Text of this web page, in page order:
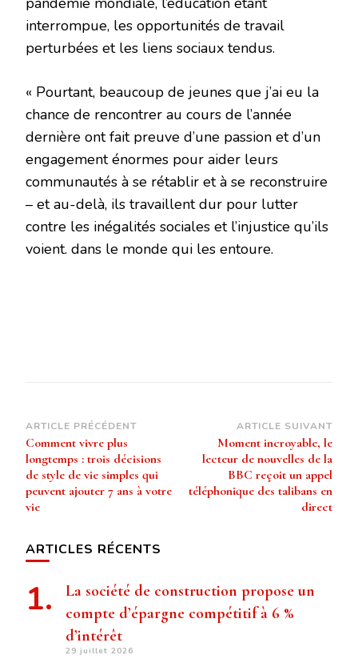
interrompue, les opportunités de travail
perturbées et les liens sociaux tendus.
« Pourtant, beaucoup de jeunes que j’ai eu la
chance de rencontrer au cours de l’année
dernière ont fait preuve d’une passion et d’un
engagement énormes pour aider leurs
communautés à se rétablir et à se reconstruire
– et au-delà, ils travaillent dur pour lutter
contre les inégalités sociales et l’injustice qu’ils
voient. dans le monde qui les entoure.
Navigation
d’article
ARTICLE PRÉCÉDENT
Comment vivre plus
longtemps : trois décisions
de style de vie simples qui
peuvent ajouter 7 ans à votre
vie
ARTICLE SUIVANT
Moment incroyable, le
lecteur de nouvelles de la
BBC reçoit un appel
téléphonique des talibans en
direct
ARTICLES RÉCENTS
La société de construction propose un
compte d’épargne compétitif à 6 %
d’intérêt
29 juillet 2026